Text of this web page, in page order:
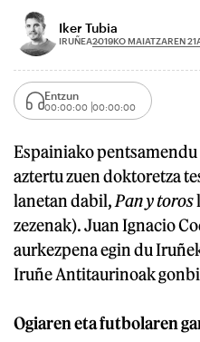
Iker Tubia
IRUÑEA2019KO MAIATZAREN
Entzun
00:00:00 00:00:00
Espainiako
aztertu zuen doktoretza
lanetan dabil, Pan y toros
zezenak). Juan Ignacio
aurkezpena egin du
Iruñe Antitaurinoak
Ogiaren eta futbolaren